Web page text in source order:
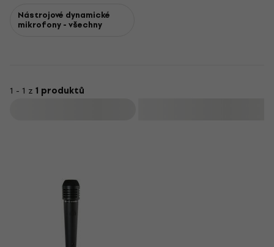
Nástrojové dynamické
mikrofony - všechny
1 - 1 z 1 produktů